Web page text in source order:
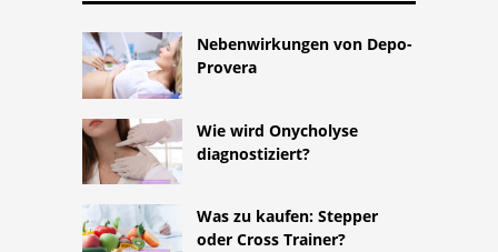
Nebenwirkungen von Depo-
Provera
Wie wird Onycholyse
diagnostiziert?
Was zu kaufen: Stepper
oder Cross Trainer?